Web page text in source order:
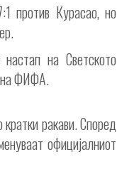
против Курасао, но
на Светското
на ФИФА.
ракави. Според
официјалниот